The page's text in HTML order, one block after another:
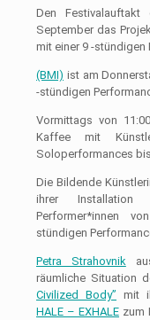
Den
September das
mit einer 9 -stündigen
(BMI) ist am
-stündigen
Vormittags von
Kaffee mit
Soloperformances
Die Bildende
ihrer
Performer*innen
stündigen
Petra Strahovnik
räumliche Situation
Civilized Body” mit
HALE – EXHALE zum